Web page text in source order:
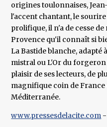
origines toulonnaises,
l'accent chantant, le
prolifique, il n'a de cesse
Provence qu'il connaît si
La Bastide blanche, adapté
mistral ou L'Or du
plaisir de ses lecteurs, de
magnifique coin de France
Méditerranée.
www.pressesdelacite.com -